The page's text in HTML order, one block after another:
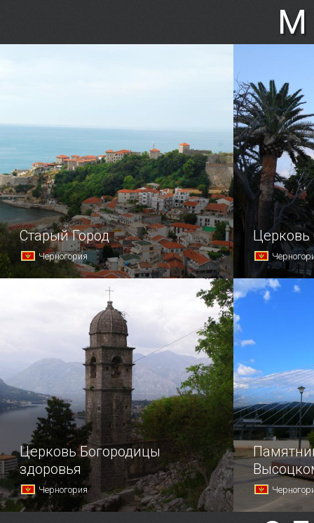
Старый Город
Черногория
Старинные улочки, украшенные
цветами, богатая история,
превосходные пляжи, а также 217
солнечных дней в году — все это
издавна привлекало в Улцинь
путешественников со всего мира.
Церковь
Храм
в
Церковь Богородицы
здоровья
Черногория